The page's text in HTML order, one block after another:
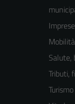
Salute,
Tributi,
Turismo